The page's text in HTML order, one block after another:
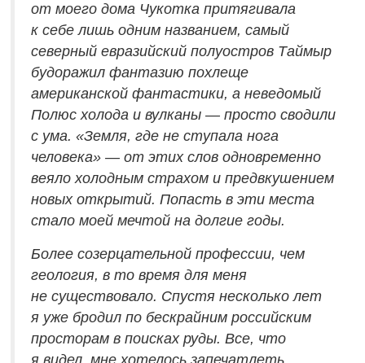
от моего дома Чукотка притягивала
к себе лишь одним названием, самый
северный евразийский полуостров Таймыр
будоражил фантазию похлеще
американской фантастики, а неведомый
Полюс холода и вулканы — просто сводили
с ума. «Земля, где не ступала нога
человека» — от этих слов одновременно
веяло холодным страхом и предвкушением
новых открытий. Попасть в эти места
стало моей мечтой на долгие годы.
Более созерцательной профессии, чем
геология, в то время для меня
не существовало. Спустя несколько лет
я уже бродил по бескрайним российским
просторам в поисках руды. Все, что